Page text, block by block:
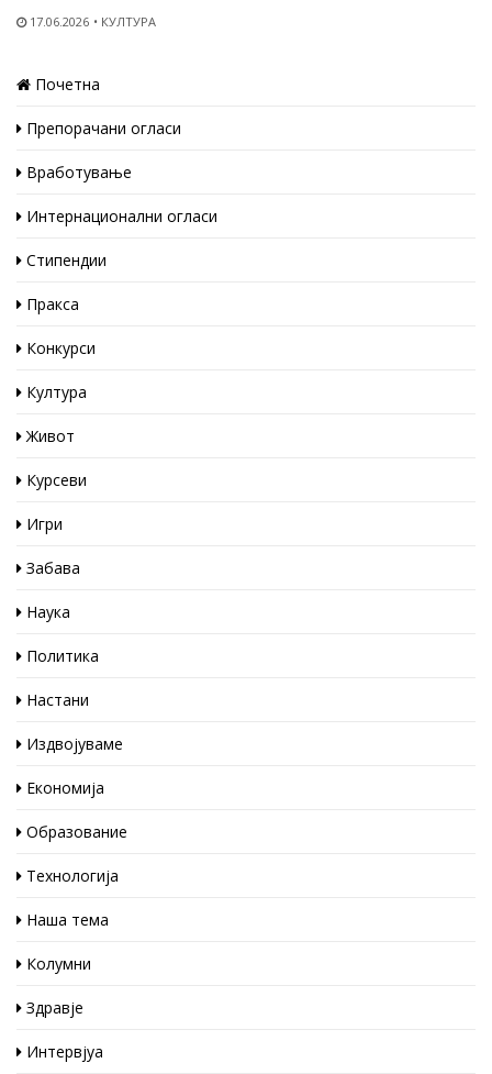
17.06.2026 КУЛТУРА
Почетна
Препорачани огласи
Вработување
Интернационални огласи
Стипендии
Пракса
Конкурси
Култура
Живот
Курсеви
Игри
Забава
Наука
Политика
Настани
Издвојуваме
Економија
Образование
Технологија
Наша тема
Колумни
Здравје
Интервјуа